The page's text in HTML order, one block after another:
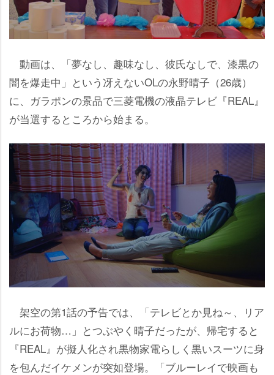
動画は、「夢なし、趣味なし、彼氏なしで、漆黒の
闇を爆走中」という冴えないOLの永野晴子（26歳）
に、ガラポンの景品で三菱電機の液晶テレビ『REAL』
が当選するところから始まる。
架空の第1話の予告では、「テレビとか見ね～、リア
ルにお荷物…」とつぶやく晴子だったが、帰宅すると
『REAL』が擬人化され黒物家電らしく黒いスーツに身
を包んだイケメンが突如登場。「ブルーレイで映画も